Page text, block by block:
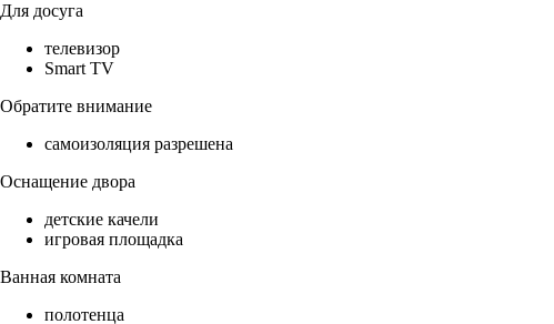
Для досуга
телевизор
Smart TV
Обратите внимание
самоизоляция разрешена
Оснащение двора
детские качели
игровая площадка
Ванная комната
полотенца